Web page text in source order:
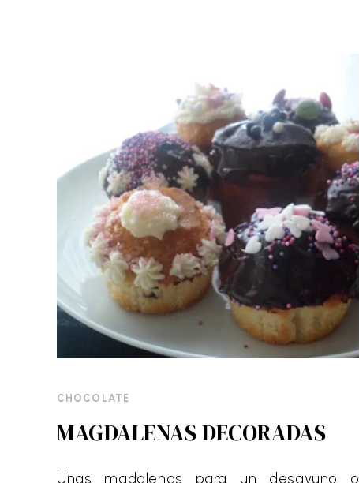
CHOCOLATE
MAGDALENAS DECORADAS
Unas madalenas para un desayuno o